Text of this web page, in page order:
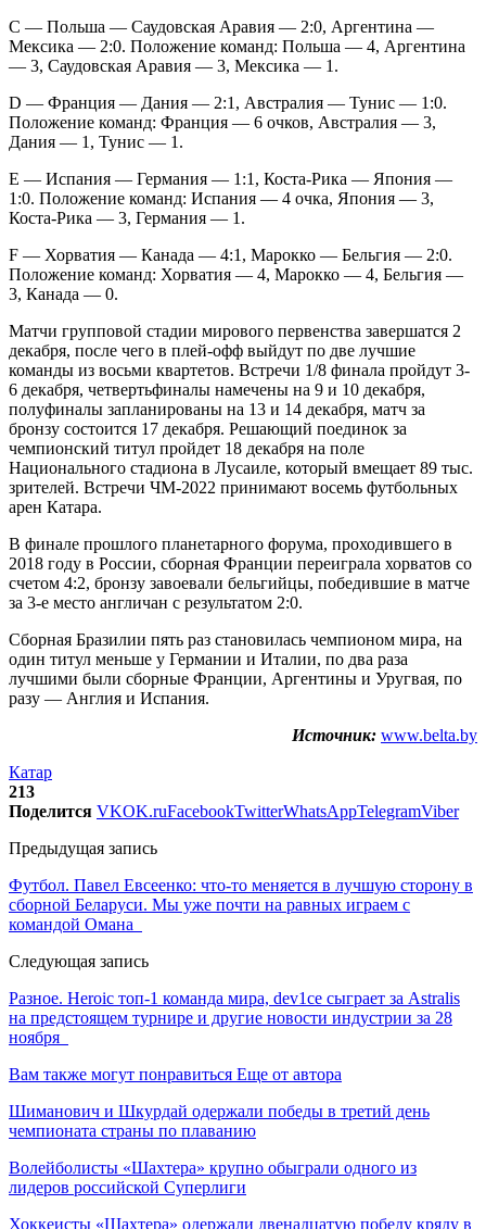
С — Польша — Саудовская Аравия — 2:0, Аргентина —
Мексика — 2:0. Положение команд: Польша — 4, Аргентина
— 3, Саудовская Аравия — 3, Мексика — 1.
D — Франция — Дания — 2:1, Австралия — Тунис — 1:0.
Положение команд: Франция — 6 очков, Австралия — 3,
Дания — 1, Тунис — 1.
Е — Испания — Германия — 1:1, Коста-Рика — Япония —
1:0. Положение команд: Испания — 4 очка, Япония — 3,
Коста-Рика — 3, Германия — 1.
F — Хорватия — Канада — 4:1, Марокко — Бельгия — 2:0.
Положение команд: Хорватия — 4, Марокко — 4, Бельгия —
3, Канада — 0.
Матчи групповой стадии мирового первенства завершатся 2
декабря, после чего в плей-офф выйдут по две лучшие
команды из восьми квартетов. Встречи 1/8 финала пройдут 3-
6 декабря, четвертьфиналы намечены на 9 и 10 декабря,
полуфиналы запланированы на 13 и 14 декабря, матч за
бронзу состоится 17 декабря. Решающий поединок за
чемпионский титул пройдет 18 декабря на поле
Национального стадиона в Лусаиле, который вмещает 89 тыс.
зрителей. Встречи ЧМ-2022 принимают восемь футбольных
арен Катара.
В финале прошлого планетарного форума, проходившего в
2018 году в России, сборная Франции переиграла хорватов со
счетом 4:2, бронзу завоевали бельгийцы, победившие в матче
за 3-е место англичан с результатом 2:0.
Сборная Бразилии пять раз становилась чемпионом мира, на
один титул меньше у Германии и Италии, по два раза
лучшими были сборные Франции, Аргентины и Уругвая, по
разу — Англия и Испания.
Источник: www.belta.by
Катар
213
Поделится VKOK.ruFacebookTwitterWhatsAppTelegramViber
Предыдущая запись
Футбол. Павел Евсеенко: что-то меняется в лучшую сторону в
сборной Беларуси. Мы уже почти на равных играем с
командой Омана
Следующая запись
Разное. Heroic топ-1 команда мира, dev1ce сыграет за Astralis
на предстоящем турнире и другие новости индустрии за 28
ноября
Вам также могут понравиться Еще от автора
Шиманович и Шкурдай одержали победы в третий день
чемпионата страны по плаванию
Волейболисты «Шахтера» крупно обыграли одного из
лидеров российской Суперлиги
Хоккеисты «Шахтера» одержали двенадцатую победу кряду в